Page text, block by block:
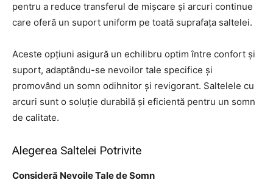
pentru a reduce transferul de mișcare și arcuri continue
care oferă un suport uniform pe toată suprafața saltelei.
Aceste opțiuni asigură un echilibru optim între confort și
suport, adaptându-se nevoilor tale specifice și
promovând un somn odihnitor și revigorant. Saltelele cu
arcuri sunt o soluție durabilă și eficientă pentru un somn
de calitate.
Alegerea Saltelei Potrivite
Consideră Nevoile Tale de Somn